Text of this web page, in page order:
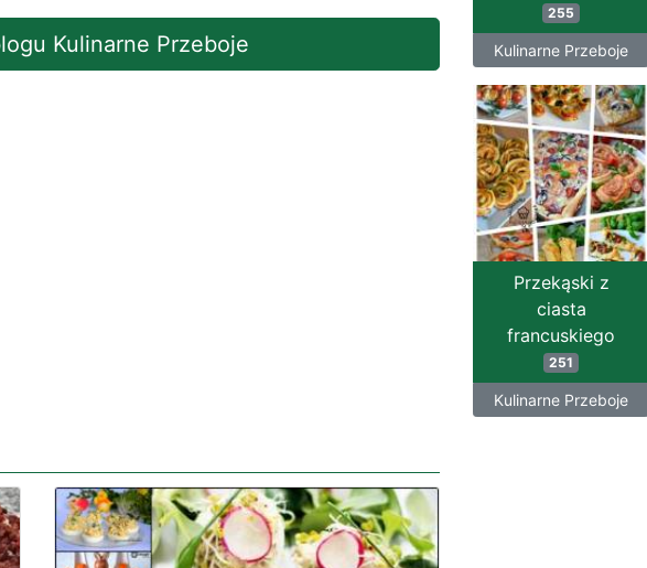
Kulinarne Przeboje
255
Kulinarne Przeboje
Przekąski z
ciasta
francuskiego
251
Kulinarne Przeboje